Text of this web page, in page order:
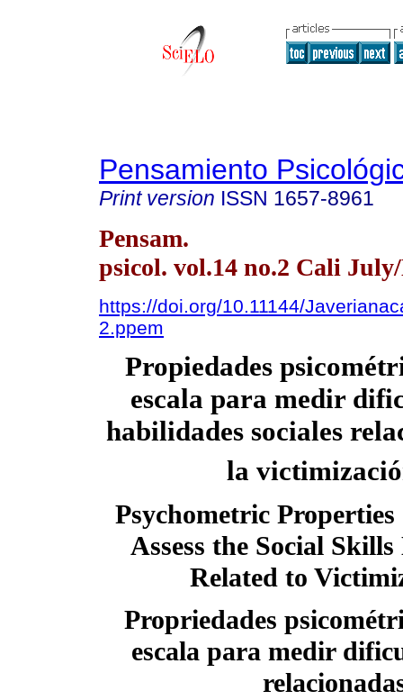
Pensamiento
Print version ISSN 1657-8961
Pensam.
psicol. vol.14 no.2 Cali July/
https://doi.org/10.11144/
2.ppem
Propiedades
escala para medir
habilidades sociales
la
Psychometric Properties
Assess the Social
Related to
Propriedades
escala para medir